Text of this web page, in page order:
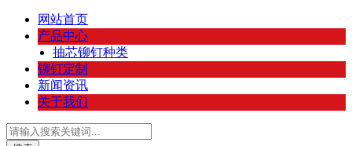
网站首页
产品中心
抽芯铆钉种类
铆钉定制
新闻资讯
关于我们